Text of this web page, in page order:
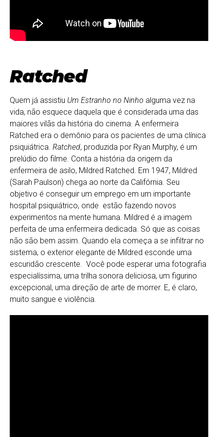
Ratched
Quem já assistiu Um Estranho no Ninho alguma vez na
vida, não esquece daquela que é considerada uma das
maiores vilãs da história do cinema. A enfermeira
Ratched era o demônio para os pacientes de uma clínica
psiquiátrica. Ratched, produzida por Ryan Murphy, é um
prelúdio do filme. Conta a história da origem da
enfermeira de asilo, Mildred Ratched. Em 1947, Mildred
(Sarah Paulson) chega ao norte da Califórnia. Seu
objetivo é conseguir um emprego em um importante
hospital psiquiátrico, onde estão fazendo novos
experimentos na mente humana. Mildred é a imagem
perfeita de uma enfermeira dedicada. Só que as coisas
não são bem assim. Quando ela começa a se infiltrar no
sistema, o exterior elegante de Mildred esconde uma
escuridão crescente. Você pode esperar uma fotografia
especialíssima, uma trilha sonora deliciosa, um figurino
excepcional, uma direção de arte de morrer. E, é claro,
muito sangue e violência.